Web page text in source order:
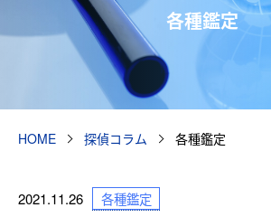
各種鑑定
HOME 探偵コラム 各種鑑定
2021.11.26 各種鑑定